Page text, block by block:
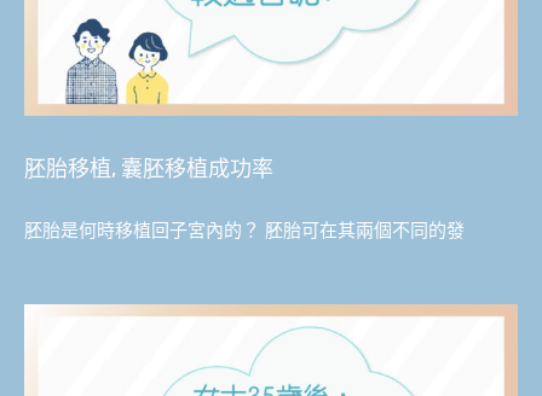
胚胎移植, 囊胚移植成功率
胚胎是何時移植回子宮內的？ 胚胎可在其兩個不同的發